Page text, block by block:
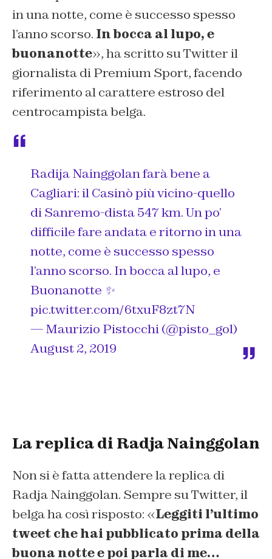
in una notte, come è successo spesso
l’anno scorso. In bocca al lupo, e
buonanotte», ha scritto su Twitter il
giornalista di Premium Sport, facendo
riferimento al carattere estroso del
centrocampista belga.
Radija Nainggolan farà bene a
Cagliari: il Casinò più vicino-quello
di Sanremo-dista 547 km. Un po’
difficile fare andata e ritorno in una
notte, come è successo spesso
l’anno scorso. In bocca al lupo, e
Buonanotte ✨
pic.twitter.com/6txuF8zt7N
— Maurizio Pistocchi (@pisto_gol)
August 2, 2019
La replica di Radja Nainggolan
Non si è fatta attendere la replica di
Radja Nainggolan. Sempre su Twitter, il
belga ha così risposto: «Leggiti l’ultimo
tweet che hai pubblicato prima della
buona notte e poi parla di me…